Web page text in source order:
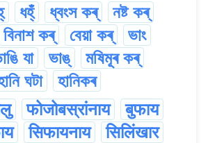
ধহ্ঁ ধ্বংস কৰ্
নষ্ট কৰ্
বিনাশ কৰ্ বেয়া কৰ্
ভাং
যা ভাঙ্
মষিমূৰ কৰ্
ঘটা হানিকৰ
फोजोबस्रांनाय
बुफाय
सिफायनाय
सिलिंखार